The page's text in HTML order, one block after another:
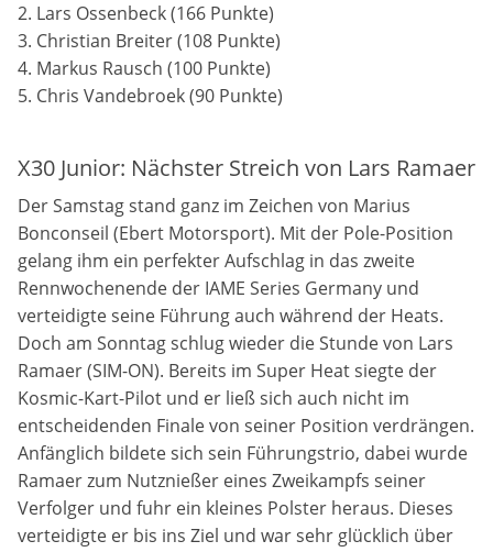
2. Lars Ossenbeck (166 Punkte)
3. Christian Breiter (108 Punkte)
4. Markus Rausch (100 Punkte)
5. Chris Vandebroek (90 Punkte)
X30 Junior: Nächster Streich von Lars Ramaer
Der Samstag stand ganz im Zeichen von Marius
Bonconseil (Ebert Motorsport). Mit der Pole-Position
gelang ihm ein perfekter Aufschlag in das zweite
Rennwochenende der IAME Series Germany und
verteidigte seine Führung auch während der Heats.
Doch am Sonntag schlug wieder die Stunde von Lars
Ramaer (SIM-ON). Bereits im Super Heat siegte der
Kosmic-Kart-Pilot und er ließ sich auch nicht im
entscheidenden Finale von seiner Position verdrängen.
Anfänglich bildete sich sein Führungstrio, dabei wurde
Ramaer zum Nutznießer eines Zweikampfs seiner
Verfolger und fuhr ein kleines Polster heraus. Dieses
verteidigte er bis ins Ziel und war sehr glücklich über